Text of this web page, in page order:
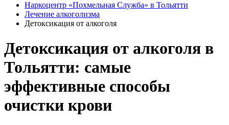
Наркоцентр «Похмельная Служба» в Тольятти
Лечение алкоголизма
Детоксикация от алкоголя
Детоксикация от алкоголя в
Тольятти: самые
эффективные способы
очистки крови